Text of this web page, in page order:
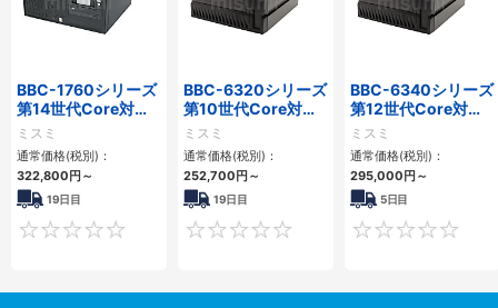
BBC-1760シリーズ
第14世代Core対応
小型フロアマウント
3PCIe
ミスミ
通常価格(税別)：
322,800円～
19日目
0
BBC-6320シリーズ
第10世代Core対応
小型フロアマウント
FAPC 2PCI・2PCIe
ミスミ
通常価格(税別)：
252,700円～
19日目
0
BBC-6340シリーズ
第12世代Core対応
小型フロアマウント
PC2PCI/2PCIe
ミスミ
通常価格(税別)：
295,000円～
5日目